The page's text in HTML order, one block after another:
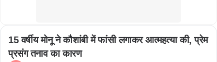
15 वर्षीय मोनू ने कौशांबी में फांसी लगाकर आत्महत्या की, प्रेम
प्रसंग तनाव का कारण